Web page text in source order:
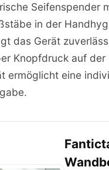
Seifenspender
in der
das Gerät
Knopfdruck auf
ermöglicht eine